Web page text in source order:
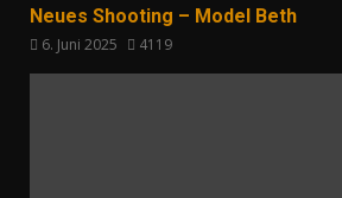
Neues Shooting – Model Beth
6. Juni 2025 4119